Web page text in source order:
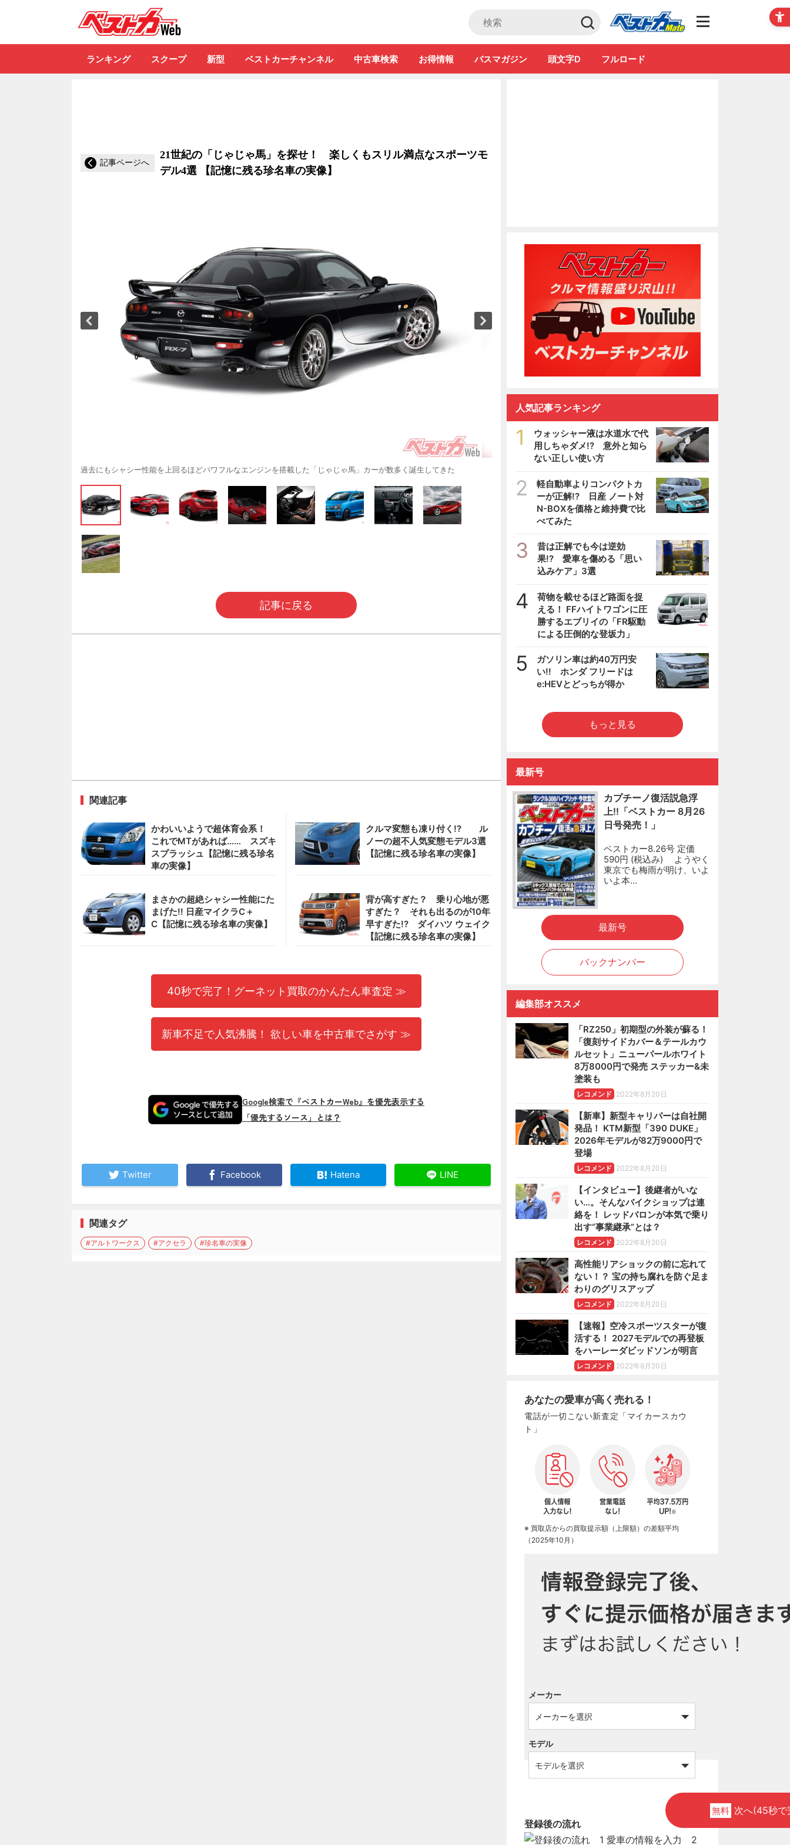
Club
ランキング スクープ 新型 ベストカーチャンネル 中古車検索 お得情報 バスマガジン 頭文字D フルロード
記事ページへ
21世紀の「じゃじゃ馬」を探せ！ 楽しくもスリル満点なスポーツモ
デル4選 【記憶に残る珍名車の実像】
過去にもシャシー性能を上回るほどパワフルなエンジンを搭載した「じゃじゃ馬」カーが数多く誕生してきた
記事に戻る
関連記事
かわいいようで超体育会系！
これでMTがあれば…… スズキ
スプラッシュ【記憶に残る珍名
車の実像】
クルマ変態も凍り付く!? ル
ノーの超不人気変態モデル3選
【記憶に残る珍名車の実像】
まさかの超絶シャシー性能にた
まげた!! 日産マイクラC＋
C【記憶に残る珍名車の実像】
背が高すぎた？ 乗り心地が悪
すぎた？ それも出るのが10年
早すぎた!? ダイハツ ウェイク
【記憶に残る珍名車の実像】
40秒で完了！グーネット買取のかんたん車査定 ≫
新車不足で人気沸騰！ 欲しい車を中古車でさがす ≫
Google検索で『ベストカーWeb』を優先表示する
「優先するソース」とは？
Twitter Facebook Hatena LINE
関連タグ
#アルトワークス #アクセラ #珍名車の実像
人気記事ランキング
1
ウォッシャー液は水道水で代
用しちゃダメ!? 意外と知ら
ない正しい使い方
2
軽自動車よりコンパクトカ
ーが正解!? 日産 ノート対
N-BOXを価格と維持費で比
べてみた
3
昔は正解でも今は逆効
果!? 愛車を傷める「思い
込みケア」3選
4
荷物を載せるほど路面を捉
える！ FFハイトワゴンに圧
勝するエブリイの「FR駆動
による圧倒的な登坂力」
5
ガソリン車は約40万円安
い!! ホンダ フリードは
e:HEVとどっちが得か
もっと見る
最新号
カプチーノ復活説急浮
上!!「ベストカー 8月26
日号発売！」
ベストカー8.26号 定価
590円 (税込み) ようやく
東京でも梅雨が明け、いよ
いよ本…
最新号
バックナンバー
編集部オススメ
「RZ250」初期型の外装が蘇る！
「復刻サイドカバー＆テールカウ
ルセット」ニューパールホワイト
8万8000円で発売 ステッカー&未
塗装も
レコメンド 2022年8月20日
【新車】新型キャリパーは自社開
発品！ KTM新型「390 DUKE」
2026年モデルが82万9000円で
登場
レコメンド 2022年8月20日
【インタビュー】後継者がいな
い…。そんなバイクショップは連
絡を！ レッドバロンが本気で乗り
出す“事業継承”とは？
レコメンド 2022年8月20日
高性能リアショックの前に忘れて
ない！？ 宝の持ち腐れを防ぐ足ま
わりのグリスアップ
レコメンド 2022年8月20日
【速報】空冷スポーツスターが復
活する！ 2027モデルでの再登板
をハーレーダビッドソンが明言
レコメンド 2022年8月20日
あなたの愛車が高く売れる！
電話が一切こない新査定「マイカースカウ
ト」
※ 買取店からの買取提示額（上限額）の差額平均
（2025年10月）
メーカー
モデル
無料 次へ(45秒で
登録後の流れ